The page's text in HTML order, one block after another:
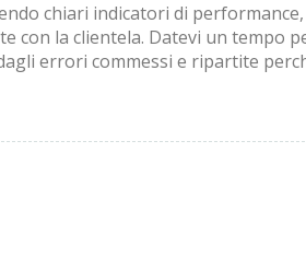
chiari indicatori di performance,
con la clientela. Datevi un tempo
errori commessi e ripartite